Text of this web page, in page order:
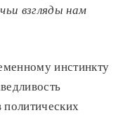
взгляды нам
инстинкту
политических